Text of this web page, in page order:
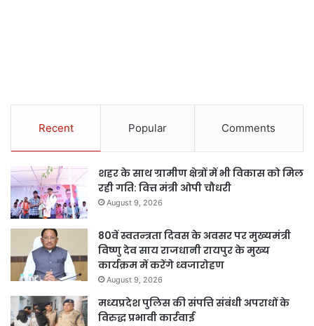
Recent Popular Comments
शहर के साथ ग्रामीण क्षेत्रों में भी विकास को मिल
रही गति: वित्त मंत्री ओपी चौधरी
August 9, 2026
80वें स्वतन्त्रता दिवस के अवसर पर मुख्यमंत्री
विष्णु देव साय राजधानी रायपुर के मुख्य
कार्यक्रम में करेंगे ध्वजारोहण
August 9, 2026
मध्यप्रदेश पुलिस की संपत्ति संबंधी अपराधों के
विरुद्ध प्रभावी कार्रवाई